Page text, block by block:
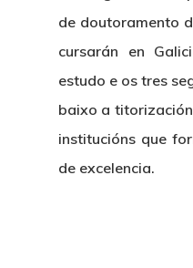
de doutoramento
cursarán en
estudo e os tres
baixo a
institucións que
de excelencia.